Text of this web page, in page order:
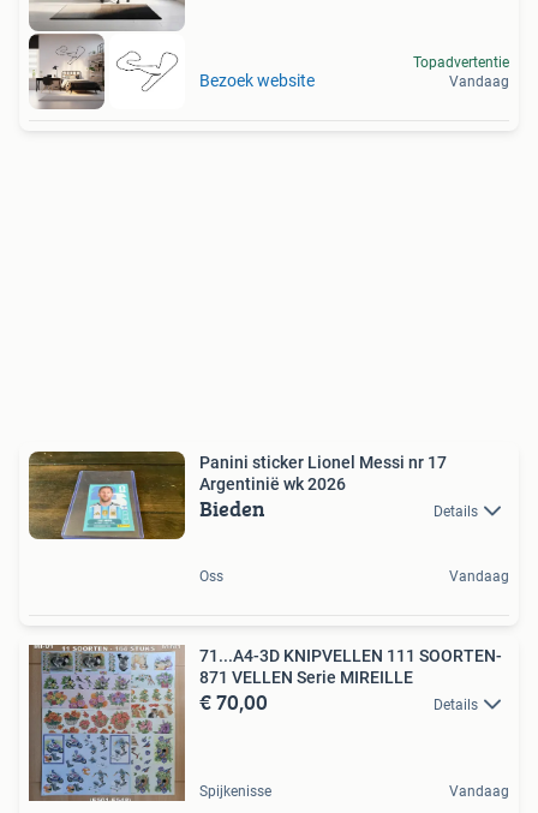
Bezoek website
Topadvertentie
Vandaag
Panini sticker Lionel Messi nr 17
Argentinië wk 2026
Bieden Details
Oss Vandaag
71...A4-3D KNIPVELLEN 111 SOORTEN-
871 VELLEN Serie MIREILLE
€ 70,00 Details
Spijkenisse Vandaag